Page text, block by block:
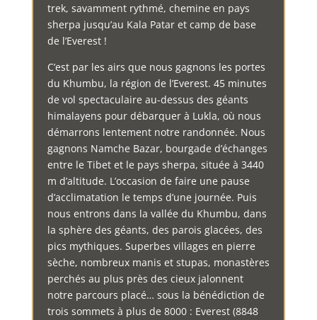
trek, savamment rythmé, chemine en pays
sherpa jusqu’au Kala Patar et camp de base
de l’Everest !
C’est par les airs que nous gagnons les portes
du Khumbu, la région de l’Everest. 45 minutes
de vol spectaculaire au-dessus des géants
himalayens pour débarquer à Lukla, où nous
démarrons lentement notre randonnée. Nous
gagnons Namche Bazar, bourgade d’échanges
entre le Tibet et le pays sherpa, située à 3440
m d’altitude. L’occasion de faire une pause
d’acclimatation le temps d’une journée. Puis
nous entrons dans la vallée du Khumbu, dans
la sphère des géants, des parois glacées, des
pics mythiques. Superbes villages en pierre
sèche, nombreux manis et stupas, monastères
perchés au plus près des cieux jalonnent
notre parcours placé… sous la bénédiction de
trois sommets à plus de 8000 : Everest (8848